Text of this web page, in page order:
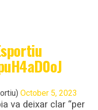
October 5, 2023
va deixar clar “per